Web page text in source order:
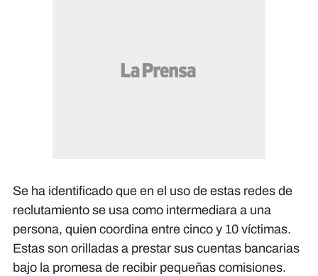
Se ha identificado que en el uso de estas redes de
reclutamiento se usa como intermediara a una
persona, quien coordina entre cinco y 10 víctimas.
Estas son orilladas a prestar sus cuentas bancarias
bajo la promesa de recibir pequeñas comisiones.